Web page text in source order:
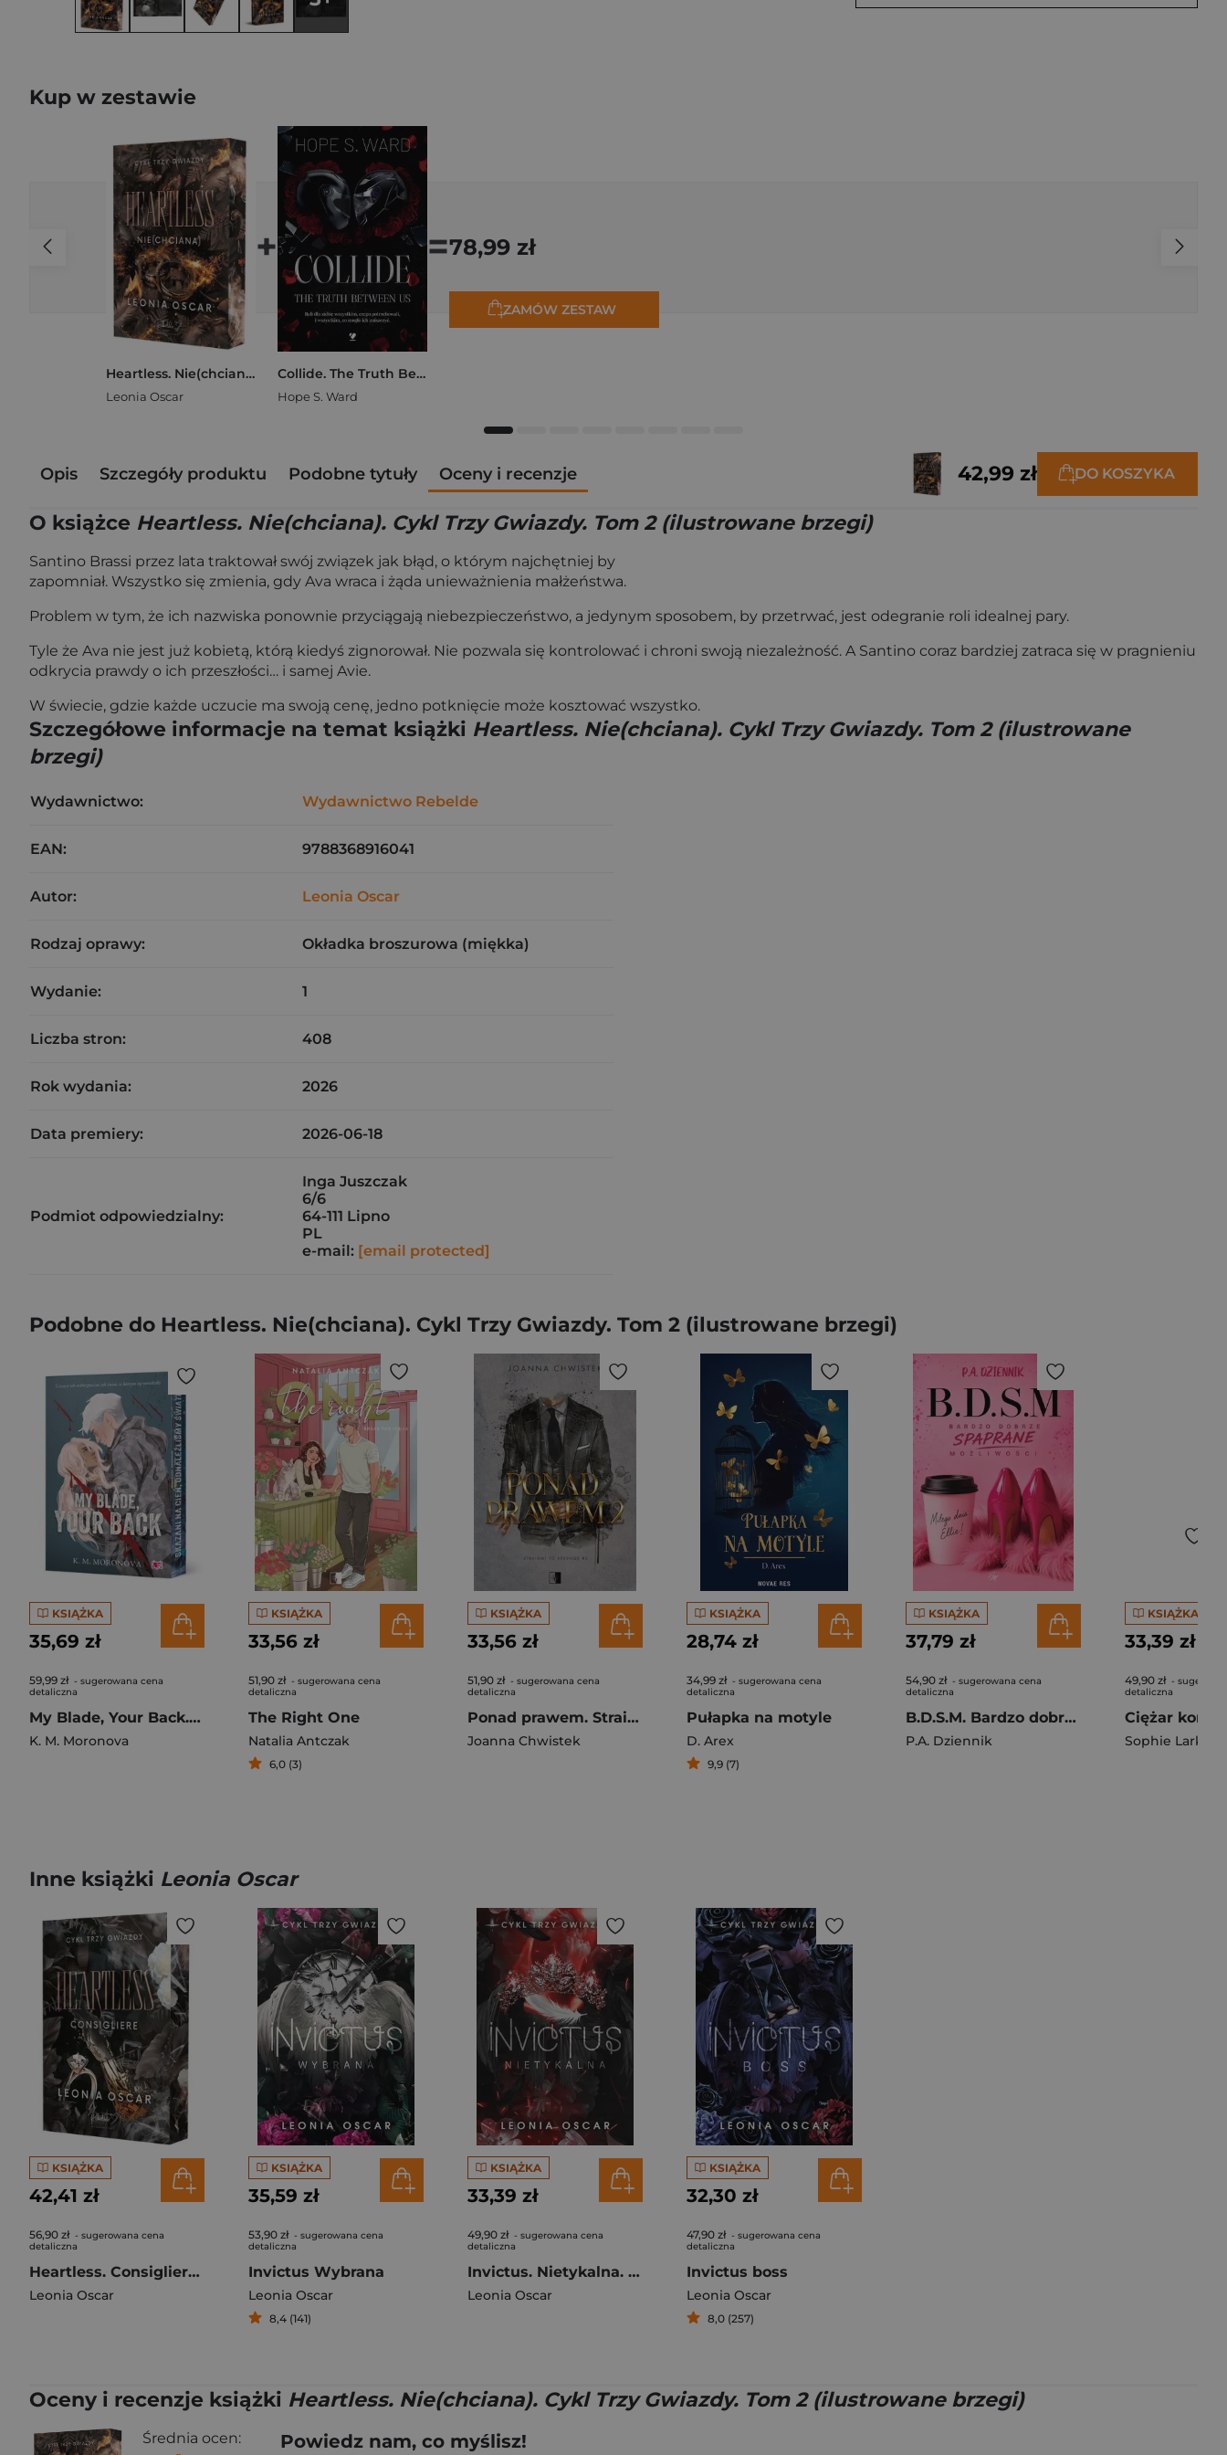
Kup w zestawie
Heartless. Nie(chciana). Cykl Trzy Gwiazdy. Tom 2 (ilustrowane brzegi)
Leonia Oscar
+
Collide. The Truth Between Us
Hope S. Ward
=78,99 zł
ZAMÓW ZESTAW
Opis Szczegóły produktu Podobne tytuły Oceny i recenzje 42,99 zł DO KOSZYKA
O książce Heartless. Nie(chciana). Cykl Trzy Gwiazdy. Tom 2 (ilustrowane brzegi)
Santino Brassi przez lata traktował swój związek jak błąd, o którym najchętniej by
zapomniał. Wszystko się zmienia, gdy Ava wraca i żąda unieważnienia małżeństwa.
Problem w tym, że ich nazwiska ponownie przyciągają niebezpieczeństwo, a jedynym sposobem, by przetrwać, jest odegranie roli idealnej pary.
Tyle że Ava nie jest już kobietą, którą kiedyś zignorował. Nie pozwala się kontrolować i chroni swoją niezależność. A Santino coraz bardziej zatraca się w pragnieniu
odkrycia prawdy o ich przeszłości… i samej Avie.
W świecie, gdzie każde uczucie ma swoją cenę, jedno potknięcie może kosztować wszystko.
Szczegółowe informacje na temat książki Heartless. Nie(chciana). Cykl Trzy Gwiazdy. Tom 2 (ilustrowane
brzegi)
Wydawnictwo: Wydawnictwo Rebelde
EAN: 9788368916041
Autor: Leonia Oscar
Rodzaj oprawy: Okładka broszurowa (miękka)
Wydanie: 1
Liczba stron: 408
Rok wydania: 2026
Data premiery: 2026-06-18
Podmiot odpowiedzialny:
Inga Juszczak
6/6
64-111 Lipno
PL
e-mail: [email protected]
Podobne do Heartless. Nie(chciana). Cykl Trzy Gwiazdy. Tom 2 (ilustrowane brzegi)
KSIĄŻKA
35,69 zł
59,99 zł - sugerowana cena
detaliczna
My Blade, Your Back. Dark Forces (ilustrowane brzegi)
K. M. Moronova
KSIĄŻKA
33,56 zł
51,90 zł - sugerowana cena
detaliczna
The Right One
Natalia Antczak
6,0 (3)
KSIĄŻKA
33,56 zł
51,90 zł - sugerowana cena
detaliczna
Ponad prawem. Straight to Revenge. Tom 2
Joanna Chwistek
KSIĄŻKA
28,74 zł
34,99 zł - sugerowana cena
detaliczna
Pułapka na motyle
D. Arex
9,9 (7)
KSIĄŻKA
37,79 zł
54,90 zł - sugerowana cena
detaliczna
B.D.S.M. Bardzo dobrze spaprane możliwości
P.A. Dziennik
KSIĄŻKA
33,39 zł
49,90 zł -
detaliczna
Sophie Lark
Inne książki Leonia Oscar
KSIĄŻKA
42,41 zł
56,90 zł - sugerowana cena
detaliczna
Heartless. Consigliere. Tom 1 (ilustrowane brzegi)
Leonia Oscar
KSIĄŻKA
35,59 zł
53,90 zł - sugerowana cena
detaliczna
Invictus Wybrana
Leonia Oscar
8,4 (141)
KSIĄŻKA
33,39 zł
49,90 zł - sugerowana cena
detaliczna
Invictus. Nietykalna. Trzy gwiazdy. Tom 2
Leonia Oscar
KSIĄŻKA
32,30 zł
47,90 zł - sugerowana cena
detaliczna
Invictus boss
Leonia Oscar
8,0 (257)
Oceny i recenzje książki Heartless. Nie(chciana). Cykl Trzy Gwiazdy. Tom 2 (ilustrowane brzegi)
Średnia ocen: Powiedz nam, co myślisz!